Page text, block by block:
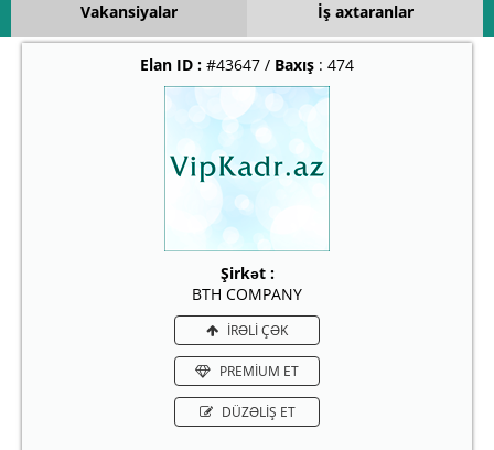
Vakansiyalar İş axtaranlar
Elan ID : #43647 / Baxış : 474
Şirkət :
BTH COMPANY
İRƏLİ ÇƏK
PREMİUM ET
DÜZƏLİŞ ET